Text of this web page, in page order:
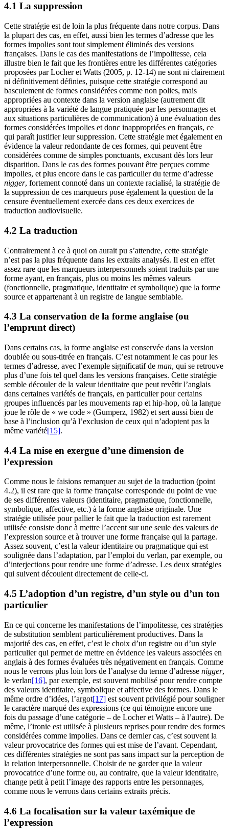
4.1 La suppression
Cette stratégie est de loin la plus fréquente dans notre corpus. Dans
la plupart des cas, en effet, aussi bien les termes d’adresse que les
formes impolies sont tout simplement éliminés des versions
françaises. Dans le cas des manifestations de l’impolitesse, cela
illustre bien le fait que les frontières entre les différentes catégories
proposées par Locher et Watts (2005, p. 12-14) ne sont ni clairement
ni définitivement définies, puisque cette stratégie correspond au
basculement de formes considérées comme non polies, mais
appropriées au contexte dans la version anglaise (autrement dit
appropriées à la variété de langue pratiquée par les personnages et
aux situations particulières de communication) à une évaluation des
formes considérées impolies et donc inappropriées en français, ce
qui paraît justifier leur suppression. Cette stratégie met également en
évidence la valeur redondante de ces formes, qui peuvent être
considérées comme de simples ponctuants, excusant dès lors leur
disparition. Dans le cas des formes pouvant être perçues comme
impolies, et plus encore dans le cas particulier du terme d’adresse
nigger, fortement connoté dans un contexte racialisé, la stratégie de
la suppression de ces marqueurs pose également la question de la
censure éventuellement exercée dans ces deux exercices de
traduction audiovisuelle.
4.2 La traduction
Contrairement à ce à quoi on aurait pu s’attendre, cette stratégie
n’est pas la plus fréquente dans les extraits analysés. Il est en effet
assez rare que les marqueurs interpersonnels soient traduits par une
forme ayant, en français, plus ou moins les mêmes valeurs
(fonctionnelle, pragmatique, identitaire et symbolique) que la forme
source et appartenant à un registre de langue semblable.
4.3 La conservation de la forme anglaise (ou
l’emprunt direct)
Dans certains cas, la forme anglaise est conservée dans la version
doublée ou sous-titrée en français. C’est notamment le cas pour les
termes d’adresse, avec l’exemple significatif de man, qui se retrouve
plus d’une fois tel quel dans les versions françaises. Cette stratégie
semble découler de la valeur identitaire que peut revêtir l’anglais
dans certaines variétés de français, en particulier pour certains
groupes influencés par les mouvements rap et hip-hop, où la langue
joue le rôle de « we code » (Gumperz, 1982) et sert aussi bien de
base à l’inclusion qu’à l’exclusion de ceux qui n’adoptent pas la
même variété[15].
4.4 La mise en exergue d’une dimension de
l’expression
Comme nous le faisions remarquer au sujet de la traduction (point
4.2), il est rare que la forme française corresponde du point de vue
de ses différentes valeurs (identitaire, pragmatique, fonctionnelle,
symbolique, affective, etc.) à la forme anglaise originale. Une
stratégie utilisée pour pallier le fait que la traduction est rarement
utilisée consiste donc à mettre l’accent sur une seule des valeurs de
l’expression source et à trouver une forme française qui la partage.
Assez souvent, c’est la valeur identitaire ou pragmatique qui est
soulignée dans l’adaptation, par l’emploi du verlan, par exemple, ou
d’interjections pour rendre une forme d’adresse. Les deux stratégies
qui suivent découlent directement de celle-ci.
4.5 L’adoption d’un registre, d’un style ou d’un ton
particulier
En ce qui concerne les manifestations de l’impolitesse, ces stratégies
de substitution semblent particulièrement productives. Dans la
majorité des cas, en effet, c’est le choix d’un registre ou d’un style
particulier qui permet de mettre en évidence les valeurs associées en
anglais à des formes évaluées très négativement en français. Comme
nous le verrons plus loin lors de l’analyse du terme d’adresse nigger,
le verlan[16], par exemple, est souvent mobilisé pour rendre compte
des valeurs identitaire, symbolique et affective des formes. Dans le
même ordre d’idées, l’argot[17] est souvent privilégié pour souligner
le caractère marqué des expressions (ce qui témoigne encore une
fois du passage d’une catégorie – de Locher et Watts – à l’autre). De
même, l’ironie est utilisée à plusieurs reprises pour rendre des formes
considérées comme impolies. Dans ce dernier cas, c’est souvent la
valeur provocatrice des formes qui est mise de l’avant. Cependant,
ces différentes stratégies ne sont pas sans impact sur la perception de
la relation interpersonnelle. Choisir de ne garder que la valeur
provocatrice d’une forme ou, au contraire, que la valeur identitaire,
change petit à petit l’image des rapports entre les personnages,
comme nous le verrons dans certains extraits précis.
4.6 La focalisation sur la valeur taxémique de
l’expression